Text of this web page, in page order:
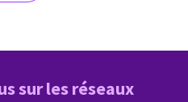
sur les réseaux